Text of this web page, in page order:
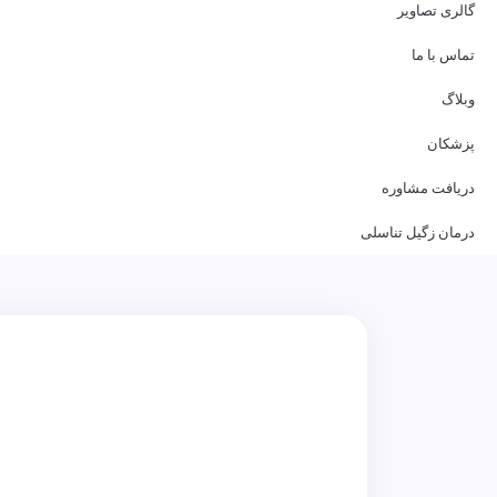
گالری تصاویر
تماس با ما
وبلاگ
پزشکان
دریافت مشاوره
درمان زگیل تناسلی